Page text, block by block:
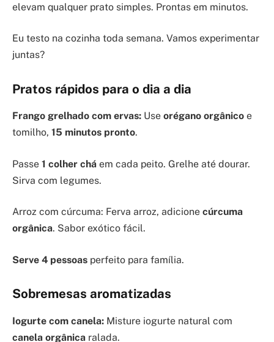
elevam qualquer prato simples. Prontas em minutos.
Eu testo na cozinha toda semana. Vamos experimentar
juntas?
Pratos rápidos para o dia a dia
Frango grelhado com ervas: Use orégano orgânico e
tomilho, 15 minutos pronto.
Passe 1 colher chá em cada peito. Grelhe até dourar.
Sirva com legumes.
Arroz com cúrcuma: Ferva arroz, adicione cúrcuma
orgânica. Sabor exótico fácil.
Serve 4 pessoas perfeito para família.
Sobremesas aromatizadas
Iogurte com canela: Misture iogurte natural com
canela orgânica ralada.